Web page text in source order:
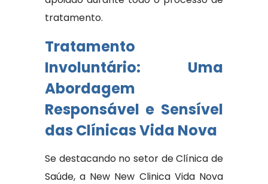
tratamento.
Tratamento
Involuntário: Uma
Abordagem
Responsável e Sensível
das Clínicas Vida Nova
Se destacando no setor de Clínica de
Saúde, a New New Clinica Vida Nova